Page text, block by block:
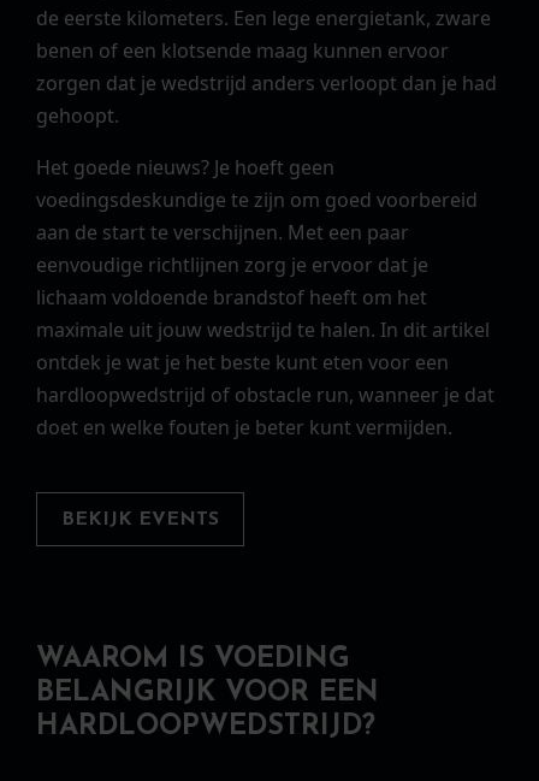
de eerste kilometers. Een lege energietank, zware
benen of een klotsende maag kunnen ervoor
zorgen dat je wedstrijd anders verloopt dan je had
gehoopt.
Het goede nieuws? Je hoeft geen
voedingsdeskundige te zijn om goed voorbereid
aan de start te verschijnen. Met een paar
eenvoudige richtlijnen zorg je ervoor dat je
lichaam voldoende brandstof heeft om het
maximale uit jouw wedstrijd te halen. In dit artikel
ontdek je wat je het beste kunt eten voor een
hardloopwedstrijd of obstacle run, wanneer je dat
doet en welke fouten je beter kunt vermijden.
BEKIJK EVENTS
WAAROM IS VOEDING
BELANGRIJK VOOR EEN
HARDLOOPWEDSTRIJD?